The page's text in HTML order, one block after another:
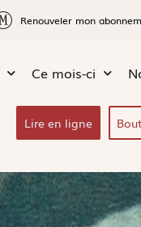
Renouveler mon
Ce mois-ci
Lire en ligne